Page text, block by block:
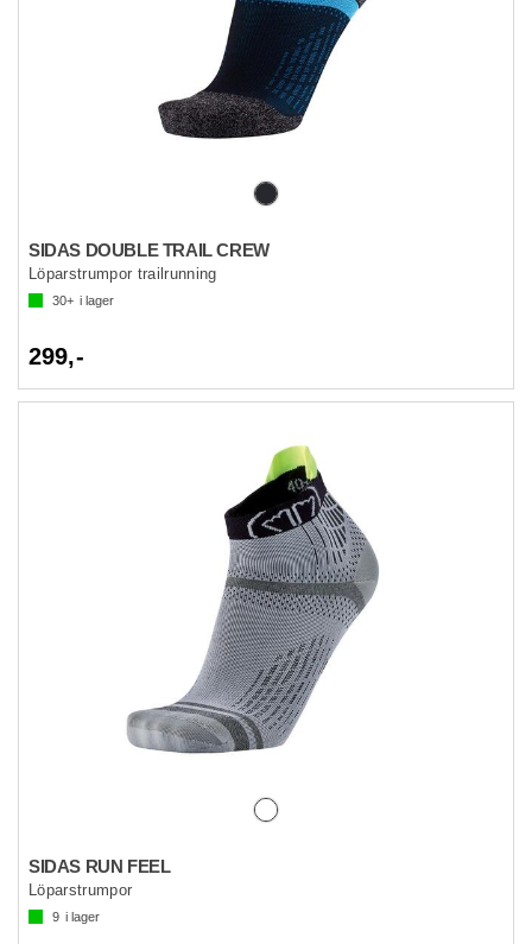
SIDAS DOUBLE TRAIL CREW
Löparstrumpor trailrunning
30+ i lager
299,-
SIDAS RUN FEEL
Löparstrumpor
9 i lager